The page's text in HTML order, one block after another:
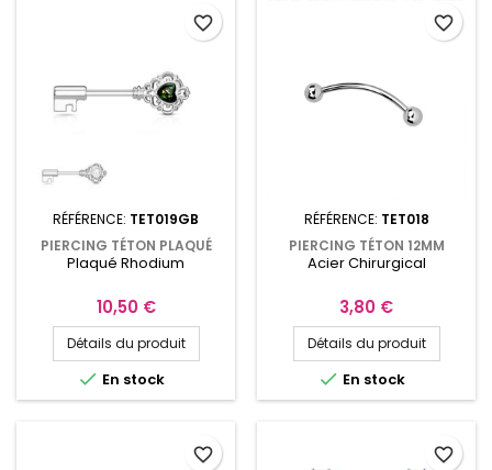
RÉFÉRENCE: TET019GB
PIERCING TÉTON PLAQUÉ
RHODIUM AVEC CŒUR EN
TET019G
Plaqué Rhodium
Prix
10,50 €
Détails du produit
 En stock
favorite_border
RÉFÉRENCE: TET018
PIERCING TÉTON 12MM
COURBÉ AVEC BOULES 5MM
Acier Chirurgical
Prix
3,80 €
Détails du produit
 En stock
favorite_border
favorite_border favorite_border